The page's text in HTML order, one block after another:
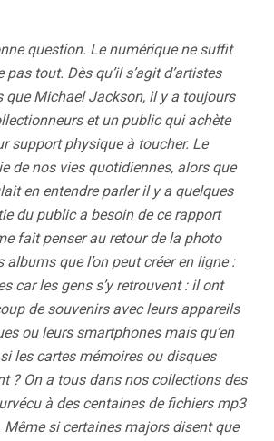
question. Le numérique ne suffit
tout. Dès qu’il s’agit d’artistes
que Michael Jackson, il y a toujours
et un public qui achète
support physique à toucher. Le
de nos vies quotidiennes, alors que
en entendre parler il y a quelques
du public a besoin de ce rapport
fait penser au retour de la photo
que l’on peut créer en ligne :
car les gens s’y retrouvent : il ont
de souvenirs avec leurs appareils
ou leurs smartphones mais qu’en
les cartes mémoires ou disques
? On a tous dans nos collections des
à des centaines de fichiers mp3
si certaines majors disent que